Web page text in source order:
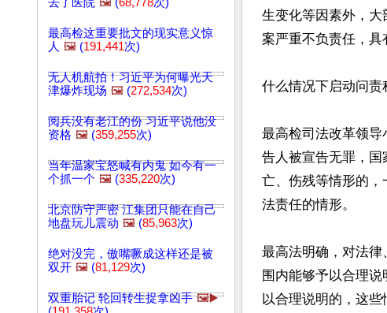
最高检这重要批文的现实意义惊
人 🖼️ (191,441次)
无人机航拍！习近平为何曝光天
津爆炸现场 🖼️ (272,534次)
阅兵没有老江的份 习近平说他没
资格 🖼️ (359,255次)
当年温家宝怒喊有内鬼 如今有一
个抓一个 🖼️ (335,220次)
北京防守严密 江集团只能在自己
地盘玩儿震动 🖼️ (85,963次)
绝对没完，傲嘴噘成这样还是被
双开 🖼️ (81,129次)
双重胎记 轮回转生捉拿凶手 🖼️▶️
生变化等因素外，
案严重不负责任，具
什么情况下启动问责
最高检司法改革领
告人被宣告无罪，
亡、伤残等情形的，
法责任的情形。
最高法明确，对法
围内能够予以合理
以合理说明的，这些